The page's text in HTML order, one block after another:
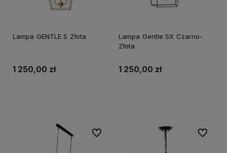
Lampa GENTLE S Złota
1 250,00 zł
Lampa Gentle SX Czarno-
Złota
1 250,00 zł
Do ulubionych Do